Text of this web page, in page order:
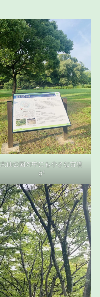
大仙公園の中にも小さな古墳
が